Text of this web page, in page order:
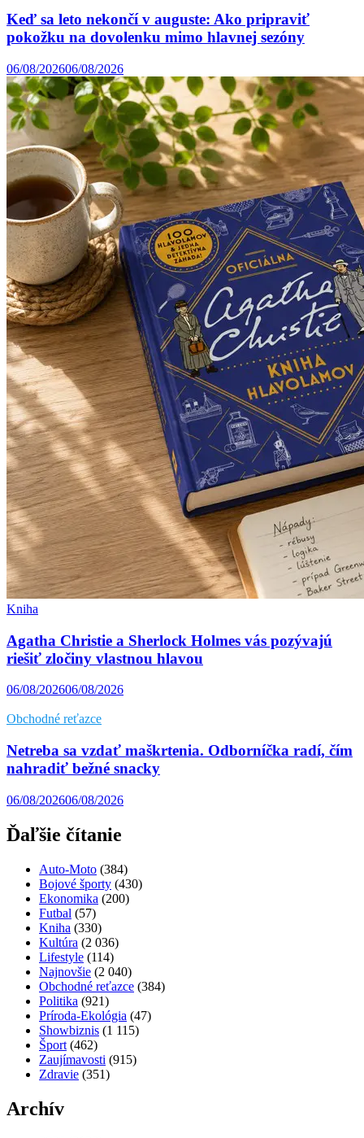
Keď sa leto nekončí v auguste: Ako pripraviť
pokožku na dovolenku mimo hlavnej sezóny
06/08/202606/08/2026
Kniha
Agatha Christie a Sherlock Holmes vás pozývajú
riešiť zločiny vlastnou hlavou
06/08/202606/08/2026
Obchodné reťazce
Netreba sa vzdať maškrtenia. Odborníčka radí, čím
nahradiť bežné snacky
06/08/202606/08/2026
Ďaľšie čítanie
Auto-Moto (384)
Bojové športy (430)
Ekonomika (200)
Futbal (57)
Kniha (330)
Kultúra (2 036)
Lifestyle (114)
Najnovšie (2 040)
Obchodné reťazce (384)
Politika (921)
Príroda-Ekológia (47)
Showbiznis (1 115)
Šport (462)
Zaujímavosti (915)
Zdravie (351)
Archív